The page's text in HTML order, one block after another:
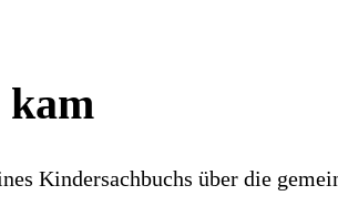
kam
Kindersachbuchs über die